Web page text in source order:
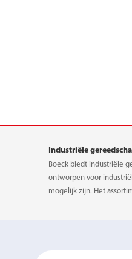
Industriële
Boeck biedt industriële
ontworpen voor
mogelijk zijn. Het